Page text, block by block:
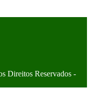
Direitos Reservados -